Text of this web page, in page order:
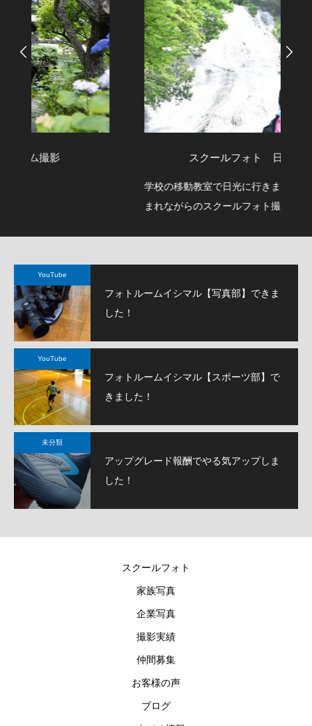
スクールフォト 日光の滝
学校の移動教室で日光に行きました。大自然に囲
まれながらのスクールフォト撮影でした。
YouTube
フォトルームイシマル【写真部】できま
した！
YouTube
フォトルームイシマル【スポーツ部】で
きました！
未分類
アップグレード報酬でやる気アップしま
した！
スクールフォト
家族写真
企業写真
撮影実績
仲間募集
お客様の声
ブログ